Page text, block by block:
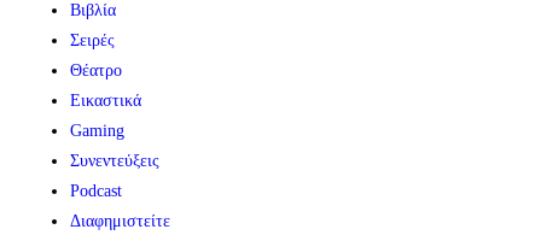
Βιβλία
Σειρές
Θέατρο
Εικαστικά
Gaming
Συνεντεύξεις
Podcast
Διαφημιστείτε